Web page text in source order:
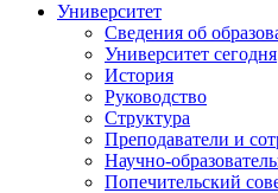
Университет
Сведения об
Университет сегодня
История
Руководство
Структура
Преподаватели и
Научно-
Попечительский